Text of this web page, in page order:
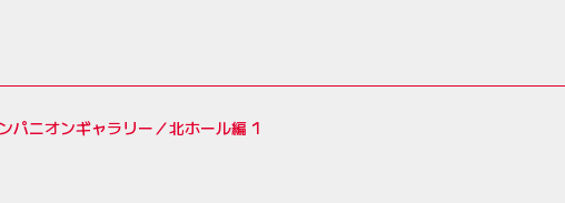
パニオンギャラリー／北ホール編 1